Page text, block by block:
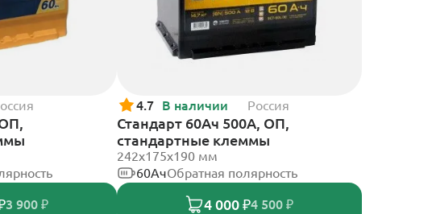
3 900 ₽
4.7 В наличии Россия
Стандарт 60Ач 500А, ОП,
стандартные клеммы
242x175x190 мм
60АчОбратная полярность
4 000 ₽4 500 ₽